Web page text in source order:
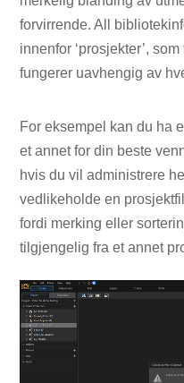
forvirrende. All
innenfor ‘prosjekter’,
fungerer uavhengig av
For eksempel kan du ha
et annet for din beste
hvis du vil administrere
vedlikeholde en
fordi merking eller
tilgjengelig fra et annet